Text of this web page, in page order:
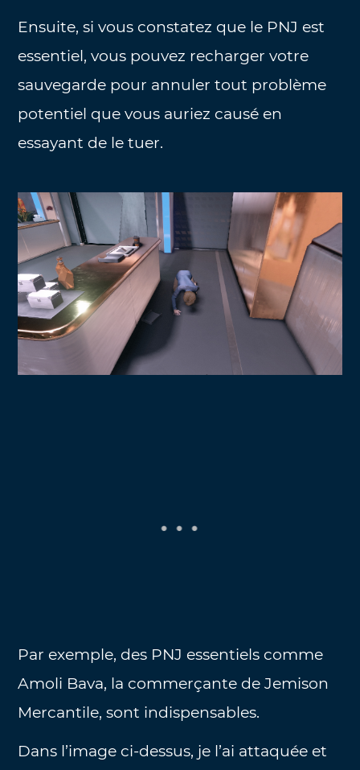
Ensuite, si vous constatez que le PNJ est
essentiel, vous pouvez recharger votre
sauvegarde pour annuler tout problème
potentiel que vous auriez causé en
essayant de le tuer.
Par exemple, des PNJ essentiels comme
Amoli Bava, la commerçante de Jemison
Mercantile, sont indispensables.
Dans l’image ci-dessus, je l’ai attaquée et